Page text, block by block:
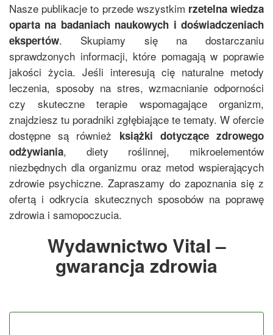
Nasze publikacje to przede wszystkim rzetelna wiedza
oparta na badaniach naukowych i doświadczeniach
ekspertów. Skupiamy się na dostarczaniu
sprawdzonych informacji, które pomagają w poprawie
jakości życia. Jeśli interesują cię naturalne metody
leczenia, sposoby na stres, wzmacnianie odporności
czy skuteczne terapie wspomagające organizm,
znajdziesz tu poradniki zgłębiające te tematy. W ofercie
dostępne są również książki dotyczące zdrowego
odżywiania, diety roślinnej, mikroelementów
niezbędnych dla organizmu oraz metod wspierających
zdrowie psychiczne. Zapraszamy do zapoznania się z
ofertą i odkrycia skutecznych sposobów na poprawę
zdrowia i samopoczucia.
Wydawnictwo Vital –
gwarancja zdrowia